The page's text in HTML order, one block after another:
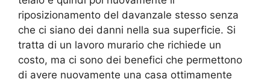
riposizionamento del davanzale stesso senza
che ci siano dei danni nella sua superficie. Si
tratta di un lavoro murario che richiede un
costo, ma ci sono dei benefici che permettono
di avere nuovamente una casa ottimamente